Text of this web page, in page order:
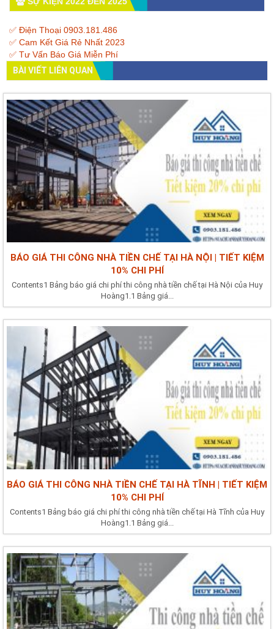
✅ Điện Thoại 0903.181.486
✅ Cam Kết Giá Rẻ Nhất 2023
✅ Tư Vấn Báo Giá Miễn Phí
BÀI VIẾT LIÊN QUAN
BÁO GIÁ THI CÔNG NHÀ TIỀN CHẾ TẠI HÀ NỘI | TIẾT KIỆM
10% CHI PHÍ
Contents1 Bảng báo giá chi phí thi công nhà tiền chế tại Hà Nội của Huy
Hoàng1.1 Bảng giá...
BÁO GIÁ THI CÔNG NHÀ TIỀN CHẾ TẠI HÀ TĨNH | TIẾT KIỆM
10% CHI PHÍ
Contents1 Bảng báo giá chi phí thi công nhà tiền chế tại Hà Tĩnh của Huy
Hoàng1.1 Bảng giá...